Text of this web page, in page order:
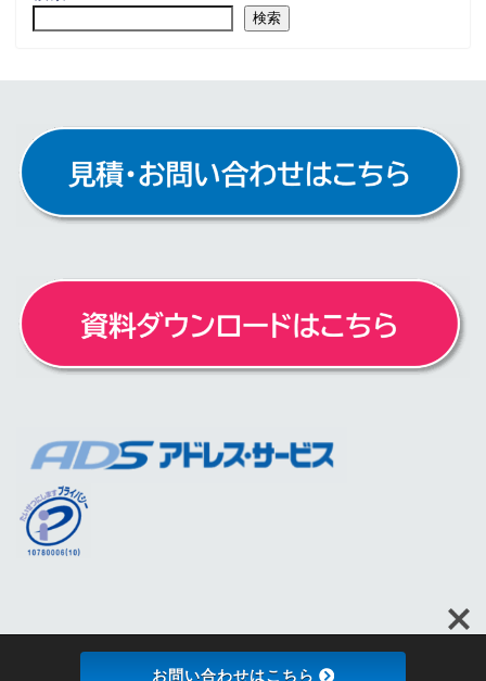
検索
お問い合わせはこちら